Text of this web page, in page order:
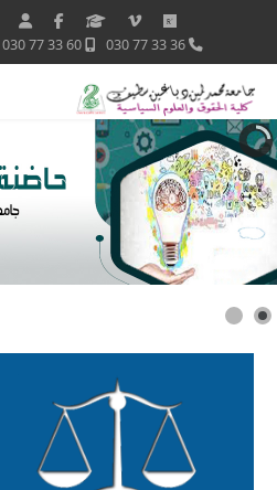
36 33 77 030
60 33 77 030